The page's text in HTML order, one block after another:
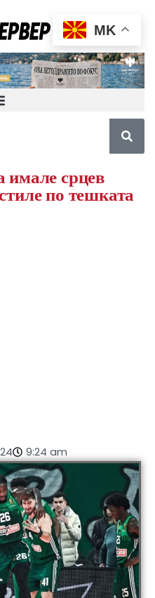
имале срцев
по тешката
9:24 am
MK